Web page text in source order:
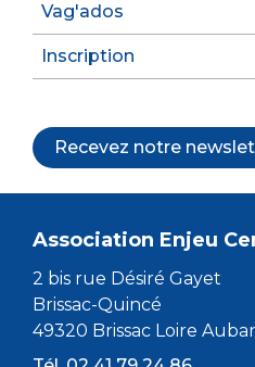
Vag'ados
Inscription
Recevez notre
Association Enjeu
2 bis rue Désiré Gayet
Brissac-Quincé
49320 Brissac Loire